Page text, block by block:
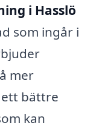
i Hasslö
som ingår i
mer
bättre
kan